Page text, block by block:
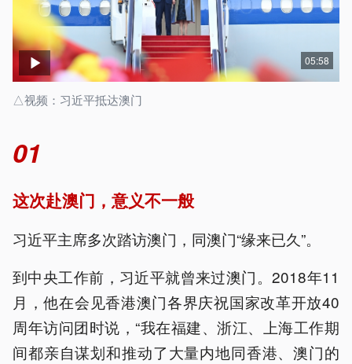
05:58
△视频：习近平抵达澳门
01
这次赴澳门，意义不一般
习近平主席多次踏访澳门，同澳门“缘来已久”。
到中央工作前，习近平就曾来过澳门。2018年11
月，他在会见香港澳门各界庆祝国家改革开放40
周年访问团时说，“我在福建、浙江、上海工作期
间都亲自谋划和推动了大量内地同香港、澳门的